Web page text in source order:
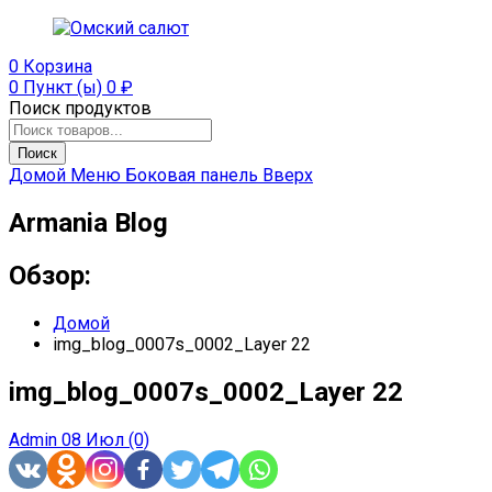
0 Корзина
0 Пункт (ы) 0 ₽
Поиск продуктов
Поиск
Домой Меню Боковая панель Вверх
Armania Blog
Обзор:
Домой
img_blog_0007s_0002_Layer 22
img_blog_0007s_0002_Layer 22
Admin 08 Июл (0)